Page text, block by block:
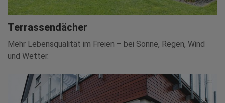
Terrassendächer
Mehr Lebensqualität im Freien – bei Sonne, Regen, Wind
und Wetter.